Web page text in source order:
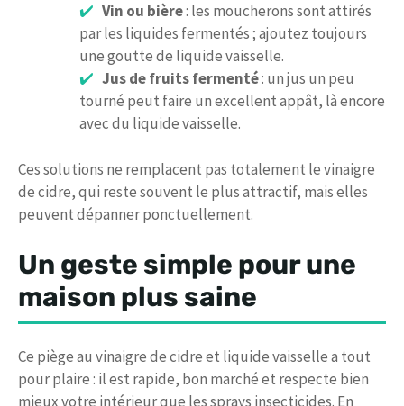
Vin ou bière: les moucherons sont attirés
par les liquides fermentés ; ajoutez toujours
une goutte de liquide vaisselle.
Jus de fruits fermenté: un jus un peu
tourné peut faire un excellent appât, là encore
avec du liquide vaisselle.
Ces solutions ne remplacent pas totalement le vinaigre
de cidre, qui reste souvent le plus attractif, mais elles
peuvent dépanner ponctuellement.
Un geste simple pour une
maison plus saine
Ce piège au vinaigre de cidre et liquide vaisselle a tout
pour plaire : il est rapide, bon marché et respecte bien
mieux votre intérieur que les sprays insecticides. En